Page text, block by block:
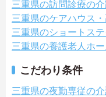
三重県の訪問診療の介
三重県のケアハウス
三重県のショートス
三重県の養護老人ホ
こだわり条件
三重県の夜勤専従の